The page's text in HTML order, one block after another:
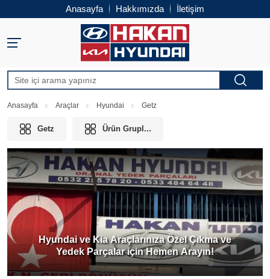
Anasayfa Hakkımızda İletişim
Anasayfa Araçlar Hyundai Getz
Getz Ürün Grupl...
Hyundai ve Kia Araçlarınıza Özel Çıkma ve
Yedek Parçalar için Hemen Arayın!